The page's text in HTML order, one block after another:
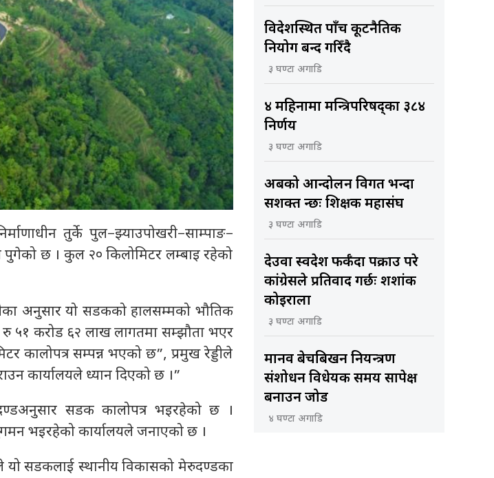
तुर्के पुल–झ्याउपोखरी–साम्पाङ–
छ । कुल २० किलोमिटर लम्बाइ रहेको
अनुसार यो सडकको हालसम्मको भौतिक
रु ५१ करोड ६२ लाख लागतमा सम्झौता भएर
कालोपत्र सम्पन्न भएको छ”, प्रमुख रेड्डीले
कार्यालयले ध्यान दिएको छ ।”
सडक कालोपत्र भइरहेको छ ।
भइरहेको कार्यालयले जनाएको छ ।
यो सडकलाई स्थानीय विकासको मेरुदण्डका
विदेशस्थित पाँच कूटनैतिक
नियोग बन्द गरिँदै
३ घण्टा अगाडि
४ महिनामा मन्त्रिपरिषद्का ३८४
निर्णय
३ घण्टा अगाडि
अबको आन्दोलन विगत भन्दा
सशक्त हुन्छः शिक्षक महासंघ
३ घण्टा अगाडि
देउवा स्वदेश फर्कँदा पक्राउ परे
कांग्रेसले प्रतिवाद गर्छः शशांक
कोइराला
३ घण्टा अगाडि
मानव बेचबिखन नियन्त्रण
संशोधन विधेयक समय सापेक्ष
बनाउन जोड
४ घण्टा अगाडि